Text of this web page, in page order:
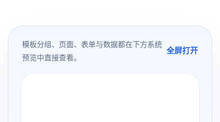
模板分组、页面、表单与数据都在下方系统
预览中直接查看。
全屏打开